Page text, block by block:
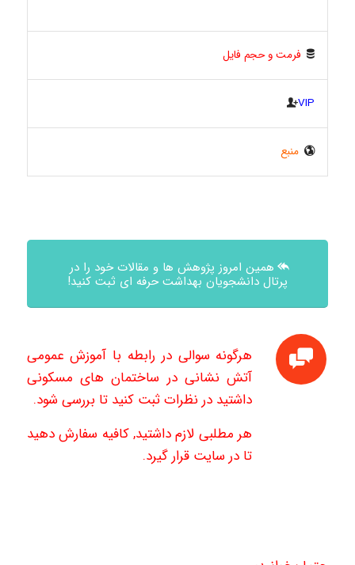
فرمت و حجم فایل
VIP
منبع
همین امروز پژوهش ها و مقالات خود را در
پرتال دانشجویان بهداشت حرفه ای ثبت کنید!
هرگونه سوالی در رابطه با آموزش عمومی
آتش نشانی در ساختمان های مسکونی
داشتید در نظرات ثبت کنید تا بررسی شود.
هر مطلبی لازم داشتید, کافیه سفارش دهید
تا در سایت قرار گیرد.